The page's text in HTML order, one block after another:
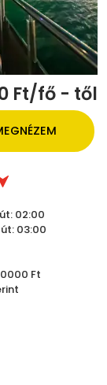
Ft/fő - től
02:00
03:00
Ft